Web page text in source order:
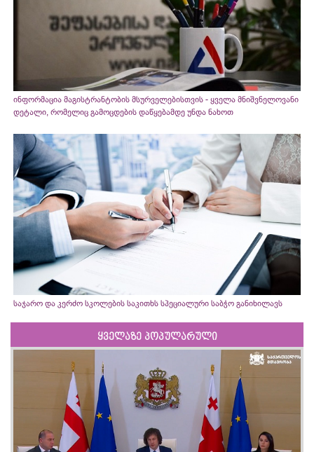
ინფორმაცია მაგისტრანტობის მსურველებისთვის - ყველა მნიშვნელოვანი
დეტალი, რომელიც გამოცდების დაწყებამდე უნდა ნახოთ
საჯარო და კერძო სკოლების საკითხს სპეციალური საბჭო განიხილავს
ყველაზე პოპულარული